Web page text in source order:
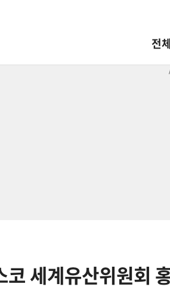
전체
코 세계유산위원회